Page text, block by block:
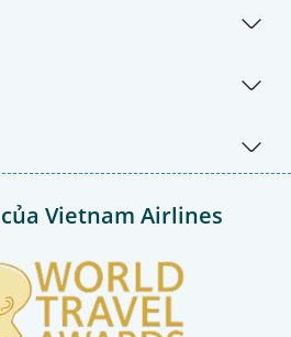
Vietnam Airlines